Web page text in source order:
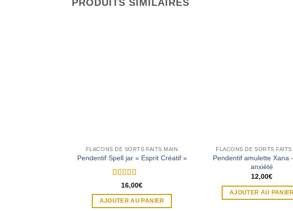
PRODUITS SIMILAIRES
FLACONS DE SORTS FAITS MAIN
Pendentif Spell jar « Esprit Créatif »
Note 5sur 5
16,00€
AJOUTER AU PANIER
FLACONS DE SORTS FAITS
Pendentif amulette Xana
anxiété
12,00€
AJOUTER AU PANIER